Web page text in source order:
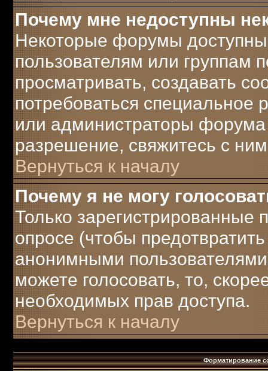
Почему мне недоступны
Некоторые форумы
пользователям или группам
просматривать, создавать
потребоваться
или администраторы форума
разрешение, свяжитесь с
Вернуться к началу
Почему я не могу
Только зарегистрированные
опросе (чтобы
анонимными
можете голосовать, то,
необходимых прав доступа.
Вернуться к началу
Форматирование